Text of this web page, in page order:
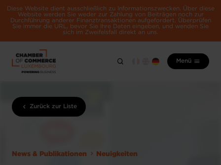
Diese Website dient ausschließlich zu Informationszwecken. Über diese
Website werden Sie weder zur Zahlung von Beiträgen noch zur
Durchführung anderer Finanztransaktionen aufgefordert. Überprüfen
Sie immer die URL, bevor Sie Ihre Daten eingeben, und wenden Sie
sich im Zweifelsfall direkt an uns.
Menü
Zurück zur Liste
News & Publikationen Neuigkeiten